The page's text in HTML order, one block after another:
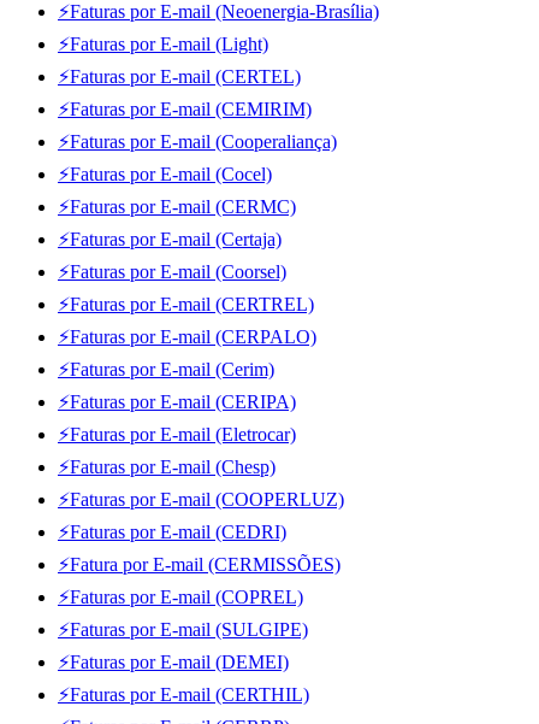
⚡Faturas por E-mail (Neoenergia-Brasília)
⚡Faturas por E-mail (Light)
⚡Faturas por E-mail (CERTEL)
⚡Faturas por E-mail (CEMIRIM)
⚡Faturas por E-mail (Cooperaliança)
⚡Faturas por E-mail (Cocel)
⚡Faturas por E-mail (CERMC)
⚡Faturas por E-mail (Certaja)
⚡Faturas por E-mail (Coorsel)
⚡Faturas por E-mail (CERTREL)
⚡Faturas por E-mail (CERPALO)
⚡Faturas por E-mail (Cerim)
⚡Faturas por E-mail (CERIPA)
⚡Faturas por E-mail (Eletrocar)
⚡Faturas por E-mail (Chesp)
⚡Faturas por E-mail (COOPERLUZ)
⚡Faturas por E-mail (CEDRI)
⚡Fatura por E-mail (CERMISSÕES)
⚡Faturas por E-mail (COPREL)
⚡Faturas por E-mail (SULGIPE)
⚡Faturas por E-mail (DEMEI)
⚡Faturas por E-mail (CERTHIL)